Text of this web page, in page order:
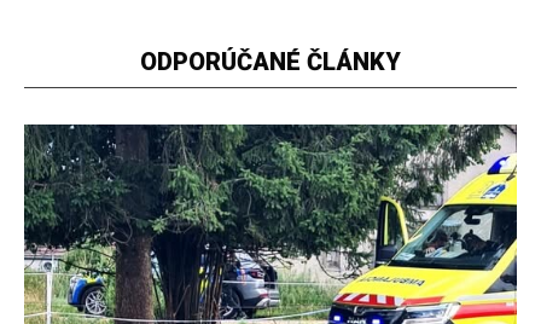
ODPORÚČANÉ ČLÁNKY